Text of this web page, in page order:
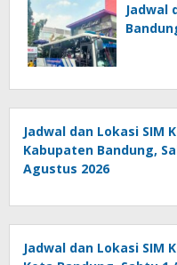
Jadwal
Jadwal dan Lokasi SIM
Kabupaten Bandung,
Agustus 2026
Jadwal dan Lokasi SIM